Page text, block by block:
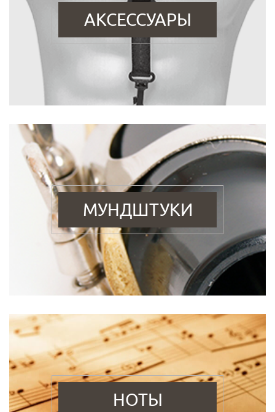
АКСЕССУАРЫ
МУНДШТУКИ
НОТЫ